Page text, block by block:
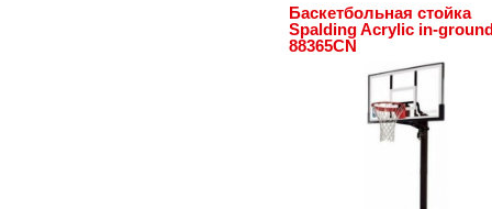
Баскетбольная стойка
Spalding Acrylic in-
88365CN